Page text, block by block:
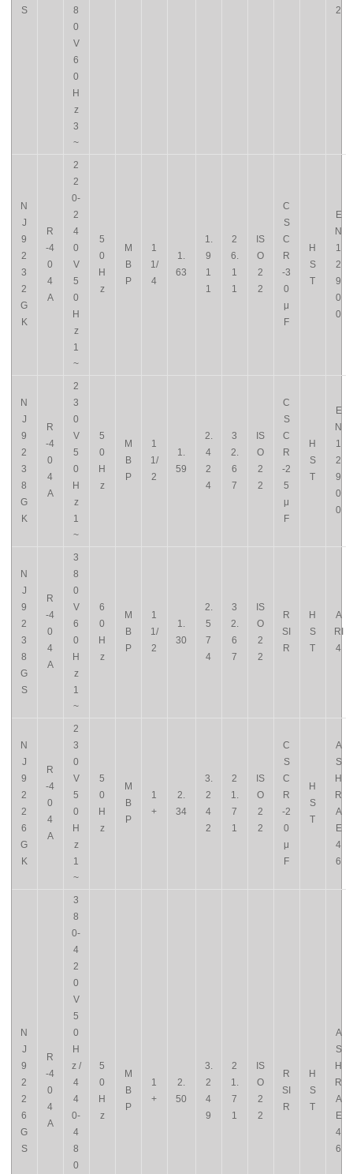
S
8
0
V
6
0
H
z
3
~
2
N
J
9
2
3
2
G
K
R
-4
0
4
A
2
2
0-
2
4
0
V
5
0
H
z
1
~
5
0
H
z
M
B
P
1
1/
4
1.
63
1.
9
1
1
2
6.
1
1
IS
O
2
2
C
S
C
R
-3
0
μ
F
H
S
T
E
N
1
2
9
0
0
N
J
9
2
3
8
G
K
R
-4
0
4
A
2
3
0
V
5
0
H
z
1
~
5
0
H
z
M
B
P
1
1/
2
1.
59
2.
4
2
4
3
2.
6
7
IS
O
2
2
C
S
C
R
-2
5
μ
F
H
S
T
E
N
1
2
9
0
0
N
J
9
2
3
8
G
S
R
-4
0
4
A
3
8
0
V
6
0
H
z
1
~
6
0
H
z
M
B
P
1
1/
2
1.
30
2.
5
7
4
3
2.
6
7
IS
O
2
2
R
SI
R
H
S
T
A
RI
4
N
J
9
2
2
6
G
K
R
-4
0
4
A
2
3
0
V
5
0
H
z
1
~
5
0
H
z
M
B
P
1
+
2.
34
3.
2
4
2
2
1.
7
1
IS
O
2
2
C
S
C
R
-2
0
μ
F
H
S
T
A
S
H
R
A
E
4
6
N
J
9
2
2
6
G
S
R
-4
0
4
A
3
8
0-
4
2
0
V
5
0
H
z /
4
4
0-
4
8
0
5
0
H
z
M
B
P
1
+
2.
50
3.
2
4
9
2
1.
7
1
IS
O
2
2
R
SI
R
H
S
T
A
S
H
R
A
E
4
6